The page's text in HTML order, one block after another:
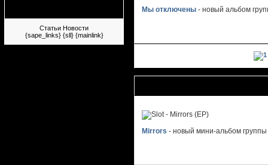
Статьи Новости
{sape_links} {sll} {mainlink}
Мы отключены - новый альбом
Mirrors - новый мини-альбом группы